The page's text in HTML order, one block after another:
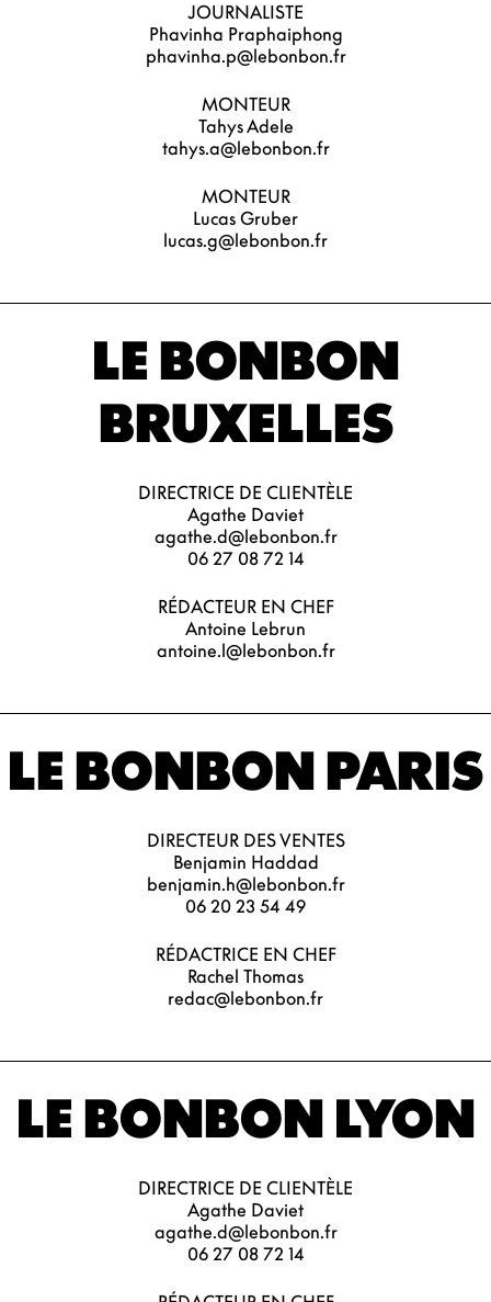
JOURNALISTE
Phavinha Praphaiphong
phavinha.p@lebonbon.fr
MONTEUR
Tahys Adele
tahys.a@lebonbon.fr
MONTEUR
Lucas Gruber
lucas.g@lebonbon.fr
LE BONBON
BRUXELLES
DIRECTRICE DE CLIENTÈLE
Agathe Daviet
agathe.d@lebonbon.fr
06 27 08 72 14
RÉDACTEUR EN CHEF
Antoine Lebrun
antoine.l@lebonbon.fr
LE BONBON PARIS
DIRECTEUR DES VENTES
Benjamin Haddad
benjamin.h@lebonbon.fr
06 20 23 54 49
RÉDACTRICE EN CHEF
Rachel Thomas
redac@lebonbon.fr
LE BONBON LYON
DIRECTRICE DE CLIENTÈLE
Agathe Daviet
agathe.d@lebonbon.fr
06 27 08 72 14